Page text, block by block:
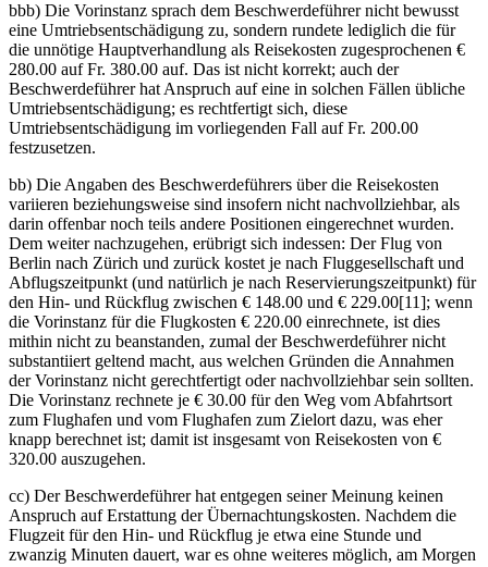
bbb) Die Vorinstanz sprach dem Beschwerdeführer nicht bewusst
eine Umtriebsentschädigung zu, sondern rundete lediglich die für
die unnötige Hauptverhandlung als Reisekosten zugesprochenen €
280.00 auf Fr. 380.00 auf. Das ist nicht korrekt; auch der
Beschwerdeführer hat Anspruch auf eine in solchen Fällen übliche
Umtriebsentschädigung; es rechtfertigt sich, diese
Umtriebsentschädigung im vorliegenden Fall auf Fr. 200.00
festzusetzen.
bb) Die Angaben des Beschwerdeführers über die Reisekosten
variieren beziehungsweise sind insofern nicht nachvollziehbar, als
darin offenbar noch teils andere Positionen eingerechnet wurden.
Dem weiter nachzugehen, erübrigt sich indessen: Der Flug von
Berlin nach Zürich und zurück kostet je nach Fluggesellschaft und
Abflugszeitpunkt (und natürlich je nach Reservierungszeitpunkt) für
den Hin- und Rückflug zwischen € 148.00 und € 229.00[11]; wenn
die Vorinstanz für die Flugkosten € 220.00 einrechnete, ist dies
mithin nicht zu beanstanden, zumal der Beschwerdeführer nicht
substantiiert geltend macht, aus welchen Gründen die Annahmen
der Vorinstanz nicht gerechtfertigt oder nachvollziehbar sein sollten.
Die Vorinstanz rechnete je € 30.00 für den Weg vom Abfahrtsort
zum Flughafen und vom Flughafen zum Zielort dazu, was eher
knapp berechnet ist; damit ist insgesamt von Reisekosten von €
320.00 auszugehen.
cc) Der Beschwerdeführer hat entgegen seiner Meinung keinen
Anspruch auf Erstattung der Übernachtungskosten. Nachdem die
Flugzeit für den Hin- und Rückflug je etwa eine Stunde und
zwanzig Minuten dauert, war es ohne weiteres möglich, am Morgen